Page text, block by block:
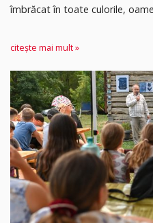
îmbrăcat în toate culorile,
citește mai mult »